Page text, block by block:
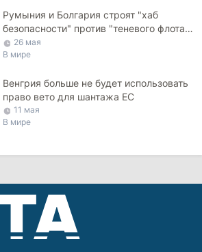
Румыния и Болгария строят "хаб
безопасности" против "теневого флота"
РФ в Черном море
26 мая
В мире
Венгрия больше не будет использовать
право вето для шантажа ЕС
11 мая
В мире